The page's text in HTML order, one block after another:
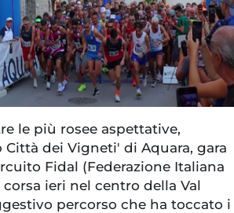
le più rosee aspettative,
Città dei Vigneti' di Aquara, gara
Fidal (Federazione Italiana
ieri nel centro della Val
percorso che ha toccato i